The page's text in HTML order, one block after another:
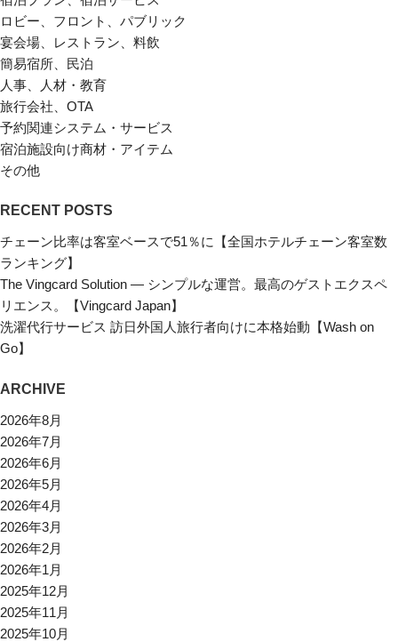
ロビー、フロント、パブリック
宴会場、レストラン、料飲
簡易宿所、民泊
人事、人材・教育
旅行会社、OTA
予約関連システム・サービス
宿泊施設向け商材・アイテム
その他
RECENT POSTS
チェーン比率は客室ベースで51％に【全国ホテルチェーン客室数
ランキング】
The Vingcard Solution ― シンプルな運営。最高のゲストエクスペ
リエンス。【Vingcard Japan】
洗濯代行サービス 訪日外国人旅行者向けに本格始動【Wash on
Go】
ARCHIVE
2026年8月
2026年7月
2026年6月
2026年5月
2026年4月
2026年3月
2026年2月
2026年1月
2025年12月
2025年11月
2025年10月